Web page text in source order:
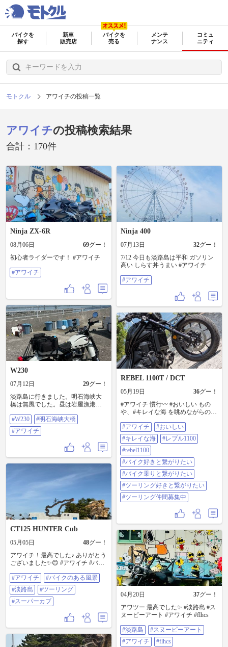
バイクを
探す
新車
販売店
バイクを
売る
メンテ
ナンス
コミュ
ニティ
モトクル アワイチの投稿一覧
アワイチの投稿検索結果
合計：170件
Ninja ZX-6R
08月06日 69グー！
初心者ライダーです！ #アワイチ
#アワイチ
Ninja 400
07月13日 32グー！
7/12 今日も淡路島は平和 ガソリン
高い しらす丼うまい #アワイチ
#アワイチ
W230
07月12日 29グー！
淡路島に行きました。明石海峡大
橋は無風でした。昼は岩屋漁港の
の里によって、その後島の海沿い
を一周(アワイチ)しました。南端は
台風の影響か飛沫が道路まで飛ん
でシールドがあっという間に真っ
白になった。お腹いっぱいでした
が記念に淡路バーガーもいただき
ました。淡路島は道が良く快適で
した。帰ってから水洗い洗車して
塩を落とした。癒された一日だっ
#W230
#明石海峡大橋
#アワイチ
REBEL 1100T / DCT
05月19日 36グー！
#アワイチ 慣行〰 #おいしい もの
や、#キレイな海 を眺めながらの#
1100 #rebel1100 #バイク好きと繋が
りたい #バイク乗りと繋がりたい #
ツーリング好きと繋がりたい #ツー
リング仲間募集中
#アワイチ
#おいしい
#キレイな海
#レブル1100
#rebel1100
#バイク好きと繋がりたい
#バイク乗りと繋がりたい
#ツーリング好きと繋がりたい
#ツーリング仲間募集中
CT125 HUNTER Cub
05月05日 48グー！
アワイチ！最高でした♪ ありがとう
ございました✨️😊 #アワイチ #バイ
#スーパーカブ
#アワイチ
#バイクのある風景
#淡路島
#ツーリング
#スーパーカブ
04月20日 37グー！
アワツー 最高でした✨ #淡路島 #ス
ヌーピーアート #アワイチ #flhcs
#淡路島
#スヌーピーアート
#アワイチ
#flhcs